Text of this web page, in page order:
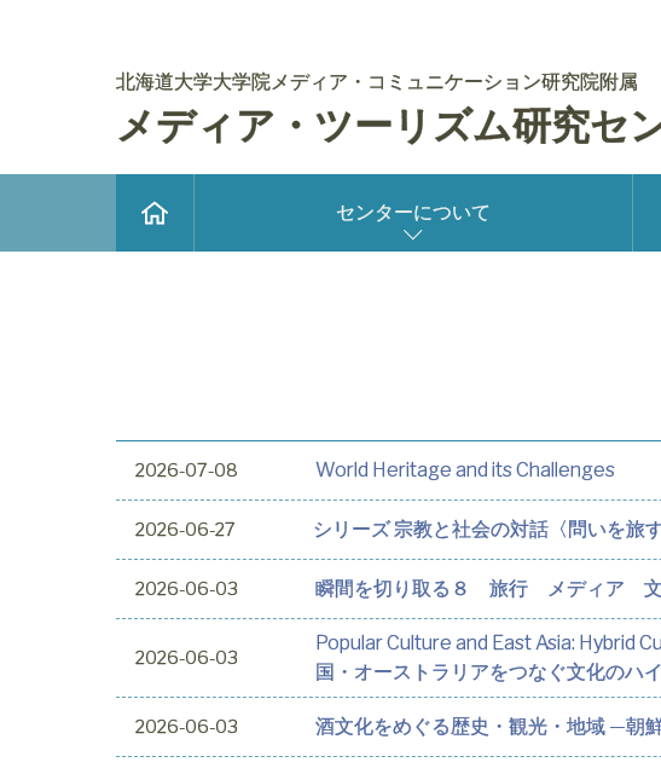
北海道大学大学院メディア・コミュニケーション研究院附属
メディア・ツーリズム研究セ
センターについて
2026-07-08 World Heritage and its Challenges
2026-06-27 シリーズ 宗教と社会の対話〈問いを旅
2026-06-03 瞬間を切り取る８ 旅行 メディア 文
2026-06-03
Popular Culture and East Asia: Hybrid
国・オーストラリアをつなぐ文化のハ
2026-06-03 酒文化をめぐる歴史・観光・地域 —朝